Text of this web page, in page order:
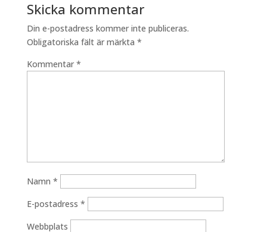
Skicka kommentar
Din e-postadress kommer inte publiceras.
Obligatoriska fält är märkta *
Kommentar *
Namn *
E-postadress *
Webbplats